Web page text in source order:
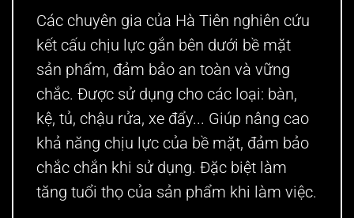
Các chuyên gia của Hà Tiên nghiên cứu
kết cấu chịu lực gắn bên dưới bề mặt
sản phẩm, đảm bảo an toàn và vững
chắc. Được sử dụng cho các loại: bàn,
kệ, tủ, chậu rửa, xe đẩy... Giúp nâng cao
khả năng chịu lực của bề mặt, đảm bảo
chắc chắn khi sử dụng. Đặc biệt làm
tăng tuổi thọ của sản phẩm khi làm việc.